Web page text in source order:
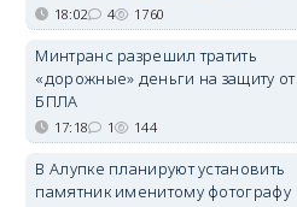
18:02 4 1760
Минтранс разрешил тратить
«дорожные» деньги на защиту от
БПЛА
17:18 1 144
В Алупке планируют установить
памятник именитому фотографу